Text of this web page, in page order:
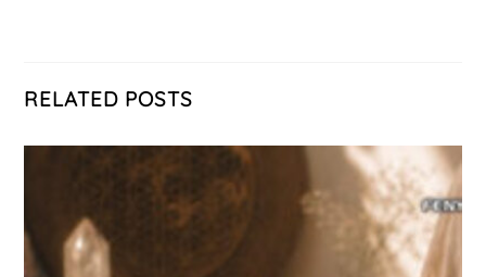
RELATED POSTS